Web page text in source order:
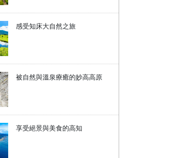
感受知床大自然之旅
被自然與溫泉療癒的妙高高原
享受絕景與美食的高知